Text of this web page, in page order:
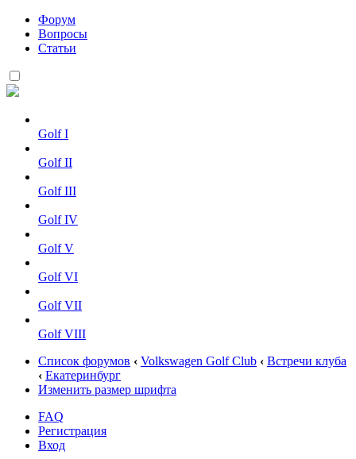
Форум
Вопросы
Статьи
Golf I
Golf II
Golf III
Golf IV
Golf V
Golf VI
Golf VII
Golf VIII
Список форумов ‹ Volkswagen Golf Club ‹ Встречи клуба
‹ Екатеринбург
Изменить размер шрифта
FAQ
Регистрация
Вход